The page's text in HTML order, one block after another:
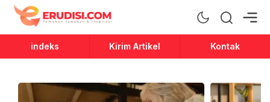
Erudisi
Temukan Jawaban dan Inspirasi
indeks Kirim Artikel Kontak